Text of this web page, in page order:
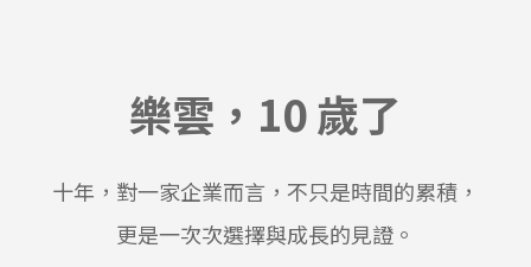
樂雲，10 歲了
十年，對一家企業而言，不只是時間的累積，
更是一次次選擇與成長的見證。